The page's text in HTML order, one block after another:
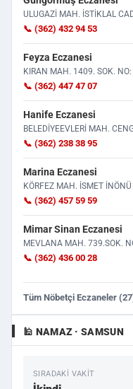
ULUGAZİ MAH. İSTİKLAL
📞 (362) 432 94 53
Feyza Eczanesi
KIRAN MAH. 1409. SOK.
📞 (362) 447 47 07
Hanife Eczanesi
BELEDİYEEVLERİ MAH.
📞 (362) 238 38 95
Marina Eczanesi
KÖRFEZ MAH. İSMET
📞 (362) 457 59 59
Mimar Sinan Eczanesi
MEVLANA MAH. 739.SOK.
📞 (362) 436 00 28
Tüm Nöbetçi Eczaneler
🕌 NAMAZ · SAMSUN
SIRADAKI VAKIT